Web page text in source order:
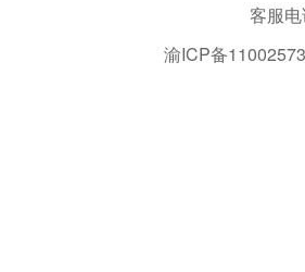
客服电
渝ICP备